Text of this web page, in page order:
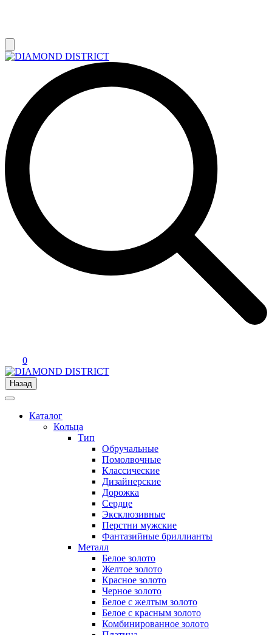
0
Назад
Каталог
Кольца
Тип
Обручальные
Помолвочные
Классические
Дизайнерские
Дорожка
Сердце
Эксклюзивные
Перстни мужские
Фантазийные бриллианты
Металл
Белое золото
Желтое золото
Красное золото
Черное золото
Белое с желтым золото
Белое с красным золото
Комбинированное золото